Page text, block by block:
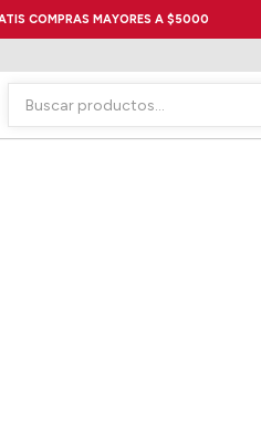
COMPRAS MAYORES A $5000